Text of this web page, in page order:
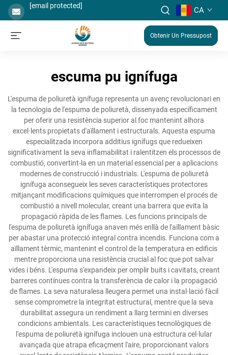
[email protected] CA
Obtenir Un Pressupost
escuma pu ignífuga
L'espuma de poliuretà ignífuga representa un avenç revolucionari en
la tecnologia de l'espuma de poliuretà, dissenyada específicament
per oferir una resistència superior al foc mantenint alhora
excel·lents propietats d'aïllament i estructurals. Aquesta espuma
especialitzada incorpora additius ignífugs que redueixen
significativament la seva inflamabilitat i ralentitzen els processos de
combustió, convertint-la en un material essencial per a aplicacions
modernes de construcció i industrials. L'espuma de poliuretà
ignífuga aconsegueix les seves característiques protectores
mitjançant modificacions químiques que interrompen el procés de
combustió a nivell molecular, creant una barrera que evita la
propagació ràpida de les flames. Les funcions principals de
l'espuma de poliuretà ignífuga anaven més enllà de l'aïllament bàsic
per abastar una protecció integral contra incendis. Funciona com a
aïllament tèrmic, mantenint el control de la temperatura en edificis
mentre proporciona una resistència crucial al foc que pot salvar
vides i béns. L'espuma s'expandeix per omplir buits i cavitats, creant
barreres contínues contra la transferència de calor i la propagació
de flames. La seva naturalesa lleugera permet una instal·lació fàcil
sense comprometre la integritat estructural, mentre que la seva
durabilitat assegura un rendiment a llarg termini en diverses
condicions ambientals. Les característiques tecnològiques de
l'espuma de poliuretà ignífuga inclouen una estructura cel·lular
avançada que atrapa eficaçment l'aire, proporcionant valors